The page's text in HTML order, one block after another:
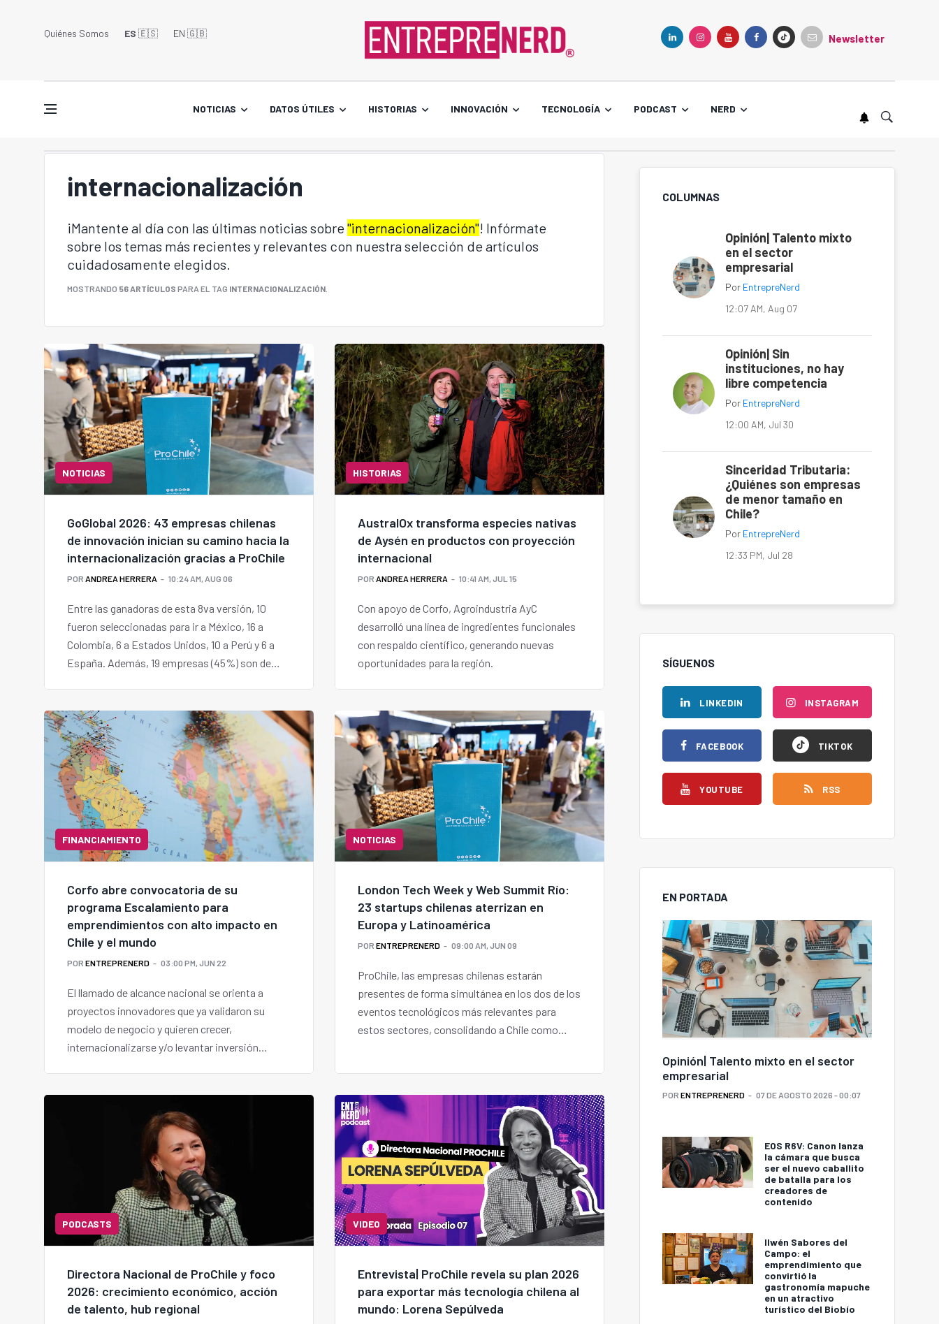
Quiénes Somos ES 🇪🇸 EN 🇬🇧󠁢󠁥󠁮󠁧󠁿 Newsletter
NOTICIAS DATOS ÚTILES HISTORIAS INNOVACIÓN TECNOLOGÍA PODCAST NERD
internacionalización
¡Mantente al día con las últimas noticias sobre "internacionalización"! Infórmate
sobre los temas más recientes y relevantes con nuestra selección de artículos
cuidadosamente elegidos.
MOSTRANDO 56 ARTÍCULOS PARA EL TAG INTERNACIONALIZACIÓN
NOTICIAS
GoGlobal 2026: 43 empresas chilenas
de innovación inician su camino hacia la
internacionalización gracias a ProChile
POR ANDREA HERRERA 10:24 AM, AUG 06
Entre las ganadoras de esta 8va versión, 10
fueron seleccionadas para ir a México, 16 a
Colombia, 6 a Estados Unidos, 10 a Perú y 6 a
España. Además, 19 empresas (45%) son de
HISTORIAS
AustralOx transforma especies nativas
de Aysén en productos con proyección
internacional
POR ANDREA HERRERA 10:41 AM, JUL 15
Con apoyo de Corfo, Agroindustria AyC
desarrolló una línea de ingredientes funcionales
con respaldo científico, generando nuevas
oportunidades para la región.
FINANCIAMIENTO
Corfo abre convocatoria de su
programa Escalamiento para
emprendimientos con alto impacto en
Chile y el mundo
POR ENTREPRENERD 03:00 PM, JUN 22
El llamado de alcance nacional se orienta a
proyectos innovadores que ya validaron su
modelo de negocio y quieren crecer,
internacionalizarse y/o levantar inversión
NOTICIAS
London Tech Week y Web Summit Río:
23 startups chilenas aterrizan en
Europa y Latinoamérica
POR ENTREPRENERD 09:00 AM, JUN 09
ProChile, las empresas chilenas estarán
presentes de forma simultánea en los dos de los
eventos tecnológicos más relevantes para
estos sectores, consolidando a Chile como
PODCASTS
Directora Nacional de ProChile y foco
2026: crecimiento económico, acción
de talento, hub regional
VIDEO
Entrevista| ProChile revela su plan 2026
para exportar más tecnología chilena al
mundo: Lorena Sepúlveda
COLUMNAS
Opinión| Talento mixto
en el sector
empresarial
Por EntrepreNerd
12:07 AM, Aug 07
Opinión| Sin
instituciones, no hay
libre competencia
Por EntrepreNerd
12:00 AM, Jul 30
Sinceridad Tributaria:
¿Quiénes son empresas
de menor tamaño en
Chile?
Por EntrepreNerd
12:33 PM, Jul 28
SÍGUENOS
LINKEDIN
FACEBOOK
YOUTUBE
INSTAGRAM
TIKTOK
RSS
EN PORTADA
Opinión| Talento mixto en el sector
empresarial
POR ENTREPRENERD 07 DE AGOSTO 2026 - 00:07
EOS R6V: Canon lanza
la cámara que busca
ser el nuevo caballito
de batalla para los
creadores de
contenido
Ilwén Sabores del
Campo: el
emprendimiento que
convirtió la
gastronomía mapuche
en un atractivo
turístico del Biobío